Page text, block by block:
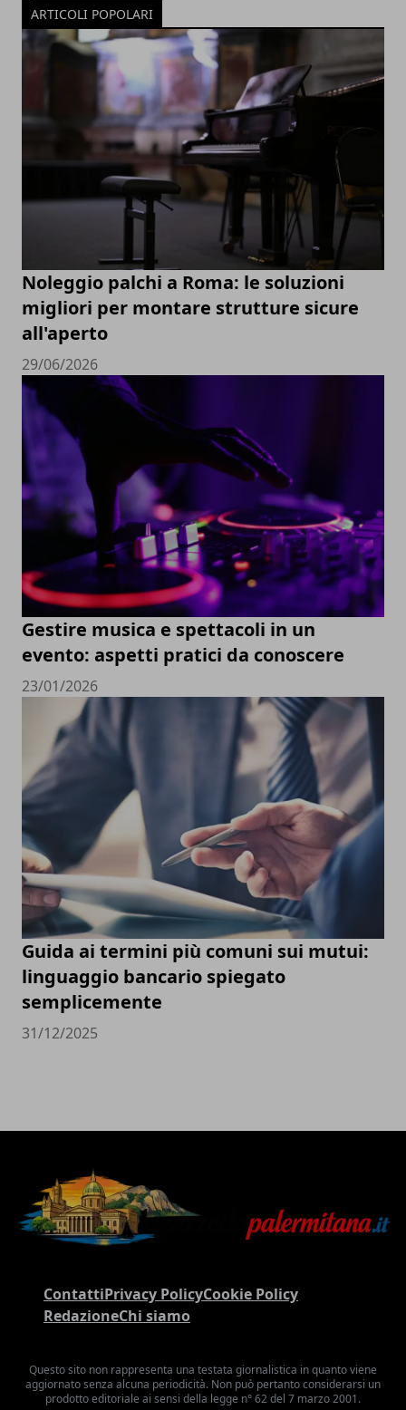
ARTICOLI POPOLARI
Noleggio palchi a Roma: le soluzioni
migliori per montare strutture sicure
all'aperto
29/06/2026
Gestire musica e spettacoli in un
evento: aspetti pratici da conoscere
23/01/2026
Guida ai termini più comuni sui mutui:
linguaggio bancario spiegato
semplicemente
31/12/2025
ContattiPrivacy PolicyCookie Policy
RedazioneChi siamo
Questo sito non rappresenta una testata giornalistica in quanto viene
aggiornato senza alcuna periodicità. Non può pertanto considerarsi un
prodotto editoriale ai sensi della legge n° 62 del 7 marzo 2001.